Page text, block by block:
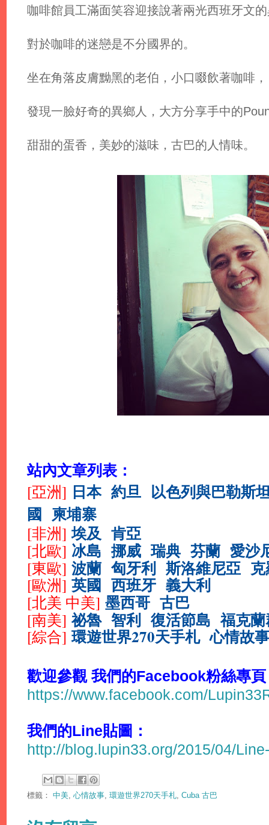
咖啡館員工滿面笑容迎接說著兩光西班牙文
對於咖啡的迷戀是不分國界的。
坐在角落皮膚黝黑的老伯，小口啜飲著咖啡，
發現一臉好奇的異鄉人，大方分享手中的
甜甜的蛋香，美妙的滋味，古巴的人情味。
站內文章列表：
[亞洲] 日本 約旦 以色列與巴勒斯
國 柬埔寨
[非洲]埃及 肯亞
[北歐] 冰島 挪威 瑞典 芬蘭 愛沙
[東歐] 波蘭 匈牙利 斯洛維尼亞
[歐洲] 英國 西班牙 義大利
[北美 中美] 墨西哥 古巴
[南美]祕魯 智利 復活節島 福克
[綜合] 環遊世界270天手札 心情故事
歡迎參觀 我們的Facebook粉絲專頁
https://www.facebook.com/
我們的Line貼圖：
http://blog.lupin33.org/2015/04/
標籤： 中美 心情故事 環遊世界270天手札 Cuba 古巴